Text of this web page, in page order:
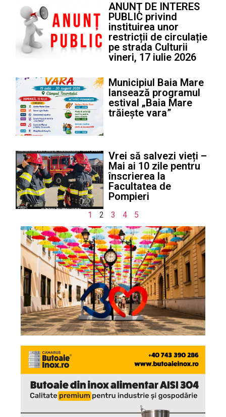
ANUNȚ DE INTERES
PUBLIC privind
instituirea unor
restricții de circulație
pe strada Culturii
vineri, 17 iulie 2026
Municipiul Baia Mare
lansează programul
estival „Baia Mare
trăiește vara”
Vrei să salvezi vieți –
Mai ai 10 zile pentru
înscrierea la
Facultatea de
Pompieri
1 2 3 4 5